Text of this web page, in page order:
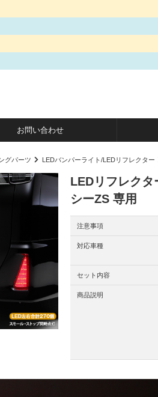
お問い合わせ
グパーツ LEDバンパーライト/LEDリフレクター
LEDリフレク
シーZS 専用
注意事項
対応車種
セット内容
商品説明